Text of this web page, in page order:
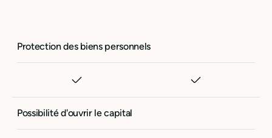
Protection des biens personnels
Possibilité d'ouvrir le capital